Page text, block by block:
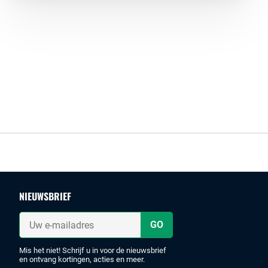
NIEUWSBRIEF
Uw
mailadres
Mis het niet! Schrijf u in voor de nieuwsbrief
en ontvang kortingen, acties en meer.